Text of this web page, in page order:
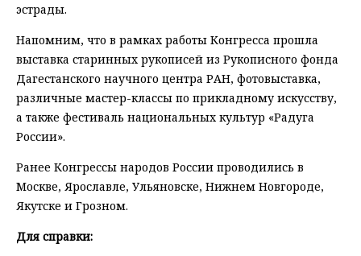
эстрады.
Напомним, что в рамках работы Конгресса прошла
выставка старинных рукописей из Рукописного фонда
Дагестанского научного центра РАН, фотовыставка,
различные мастер-классы по прикладному искусству,
а также фестиваль национальных культур «Радуга
России».
Ранее Конгрессы народов России проводились в
Москве, Ярославле, Ульяновске, Нижнем Новгороде,
Якутске и Грозном.
Для справки: